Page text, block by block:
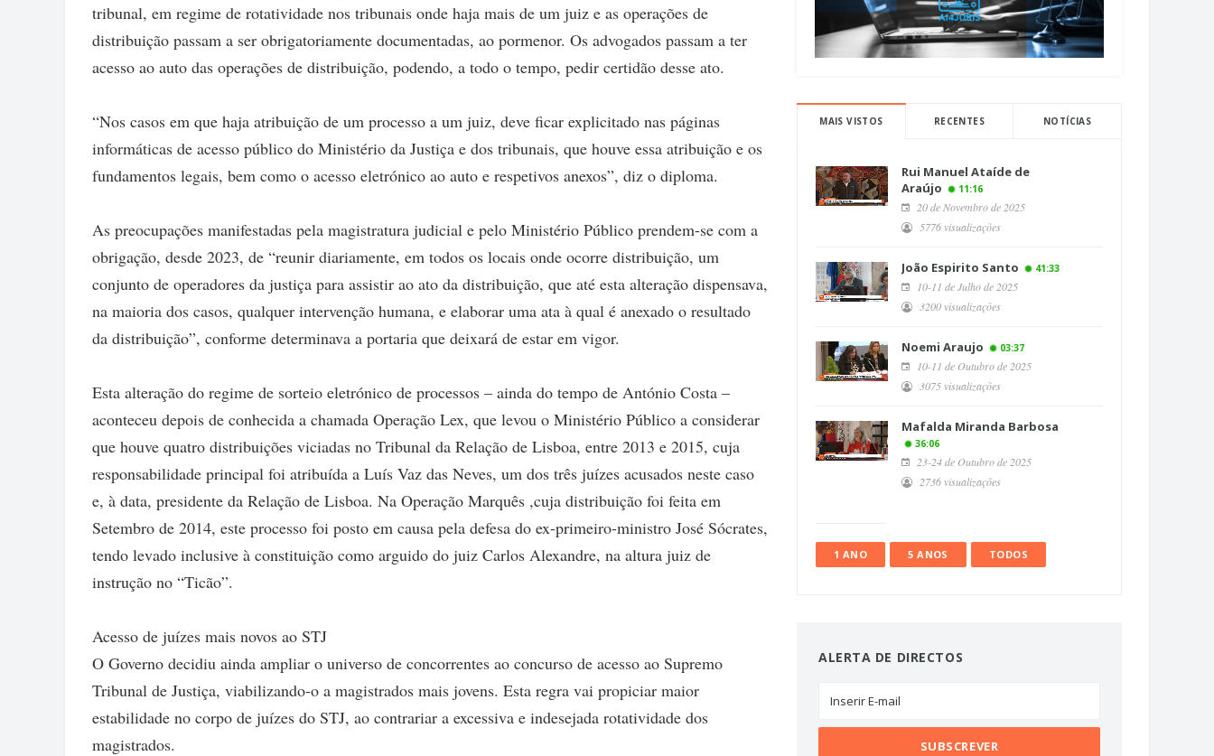
tribunal, em regime de rotatividade nos tribunais onde haja mais de um juiz e as operações de
distribuição passam a ser obrigatoriamente documentadas, ao pormenor. Os advogados passam a ter
acesso ao auto das operações de distribuição, podendo, a todo o tempo, pedir certidão desse ato.
“Nos casos em que haja atribuição de um processo a um juiz, deve ficar explicitado nas páginas
informáticas de acesso público do Ministério da Justiça e dos tribunais, que houve essa atribuição e os
fundamentos legais, bem como o acesso eletrónico ao auto e respetivos anexos”, diz o diploma.
As preocupações manifestadas pela magistratura judicial e pelo Ministério Público prendem-se com a
obrigação, desde 2023, de “reunir diariamente, em todos os locais onde ocorre distribuição, um
conjunto de operadores da justiça para assistir ao ato da distribuição, que até esta alteração dispensava,
na maioria dos casos, qualquer intervenção humana, e elaborar uma ata à qual é anexado o resultado
da distribuição”, conforme determinava a portaria que deixará de estar em vigor.
Esta alteração do regime de sorteio eletrónico de processos – ainda do tempo de António Costa –
aconteceu depois de conhecida a chamada Operação Lex, que levou o Ministério Público a considerar
que houve quatro distribuições viciadas no Tribunal da Relação de Lisboa, entre 2013 e 2015, cuja
responsabilidade principal foi atribuída a Luís Vaz das Neves, um dos três juízes acusados neste caso
e, à data, presidente da Relação de Lisboa. Na Operação Marquês ,cuja distribuição foi feita em
Setembro de 2014, este processo foi posto em causa pela defesa do ex-primeiro-ministro José Sócrates,
tendo levado inclusive à constituição como arguido do juiz Carlos Alexandre, na altura juiz de
instrução no “Ticão”.
Acesso de juízes mais novos ao STJ
O Governo decidiu ainda ampliar o universo de concorrentes ao concurso de acesso ao Supremo
Tribunal de Justiça, viabilizando-o a magistrados mais jovens. Esta regra vai propiciar maior
estabilidade no corpo de juízes do STJ, ao contrariar a excessiva e indesejada rotatividade dos
magistrados.
MAIS VISTOS RECENTES NOTÍCIAS
Rui Manuel Ataíde de
Araújo
11:16
20 de Novembro de 2025
5776 visualizações
João Espirito Santo 41:33
10-11 de Julho de 2025
3200 visualizações
Noemi Araujo 03:37
10-11 de Outubro de 2025
3075 visualizações
Mafalda Miranda Barbosa
36:06
23-24 de Outubro de 2025
2736 visualizações
1 ANO 5 ANOS TODOS
ALERTA DE DIRECTOS